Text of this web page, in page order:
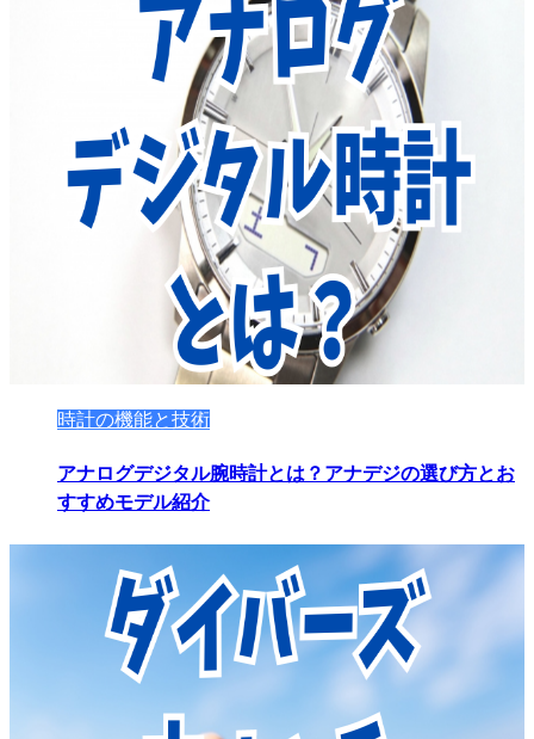
時計の機能と技術
アナログデジタル腕時計とは？アナデジの選び方とお
すすめモデル紹介